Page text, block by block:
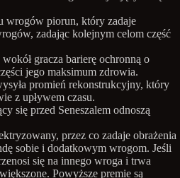
wrogów piorun, który zadaje
zadając kolejnym celom część
gracza barierę ochronną o
jego maksimum zdrowia.
promień rekonstrukcyjny, który
z upływem czasu.
się przed Seneszalem odnoszą
przez co zadaje obrażenia
sobie i dodatkowym wrogom. Jeśli
się na innego wroga i trwa
Powyższe premie są